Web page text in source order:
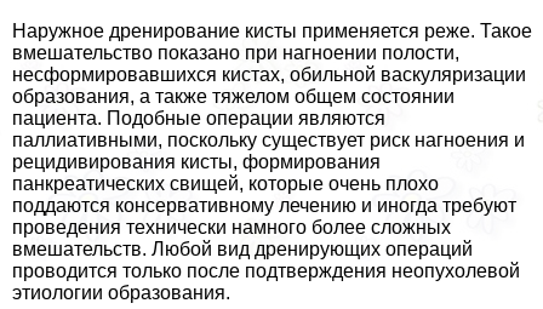
Наружное дренирование кисты применяется реже. Такое
вмешательство показано при нагноении полости,
несформировавшихся кистах, обильной васкуляризации
образования, а также тяжелом общем состоянии
пациента. Подобные операции являются
паллиативными, поскольку существует риск нагноения и
рецидивирования кисты, формирования
панкреатических свищей, которые очень плохо
поддаются консервативному лечению и иногда требуют
проведения технически намного более сложных
вмешательств. Любой вид дренирующих операций
проводится только после подтверждения неопухолевой
этиологии образования.